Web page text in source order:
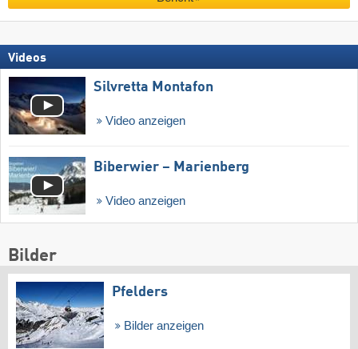
Videos
Silvretta Montafon
Video anzeigen
Biberwier – Marienberg
Video anzeigen
Bilder
Pfelders
Bilder anzeigen